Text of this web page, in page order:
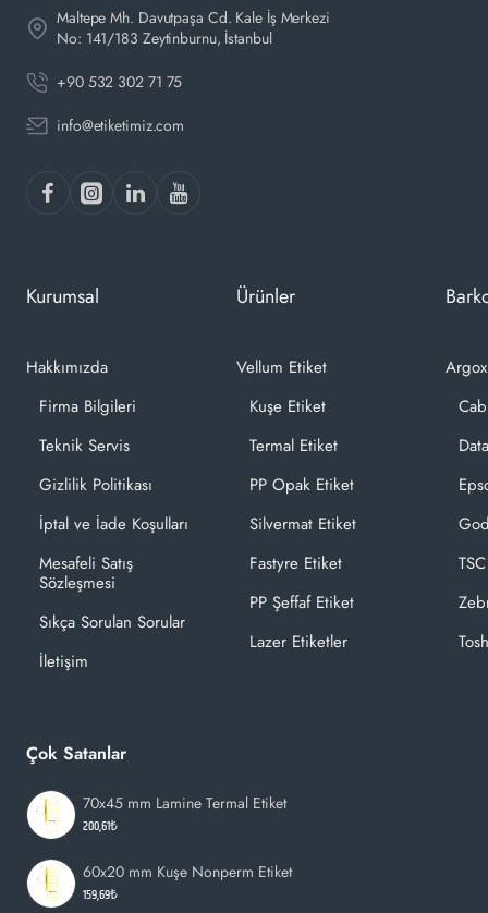
Maltepe Mh. Davutpaşa Cd. Kale İş Merkezi
No: 141/183 Zeytinburnu, İstanbul
+90 532 302 71 75
info@etiketimiz.com
Kurumsal
Hakkımızda
Firma Bilgileri
Teknik Servis
Gizlilik Politikası
İptal ve İade Koşulları
Mesafeli Satış
Sözleşmesi
Sıkça Sorulan Sorular
İletişim
Ürünler
Vellum Etiket
Kuşe Etiket
Termal Etiket
PP Opak Etiket
Silvermat Etiket
Fastyre Etiket
PP Şeffaf Etiket
Lazer Etiketler
Çok Satanlar
70x45 mm Lamine Termal Etiket
200,61₺
60x20 mm Kuşe Nonperm Etiket
159,69₺